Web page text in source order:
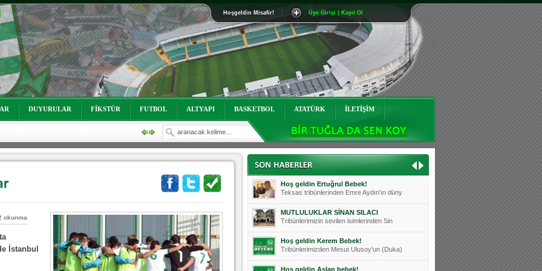
Hoşgeldin Misafir! Üye Girişi | Kayıt Ol
DUYURULAR FİKSTÜR FUTBOL ALTYAPI BASKETBOL ATATÜRK İLETİŞİM
okunma
İstanbul
Mutluluklar Ceyhun Tetik
Teksas tribünlerinin sevilen isimlerinde
Bursasporumuzun önü açılsın is
Teksaslı Bursasporlular Derneği Başkanı
Hoş geldin Alaz Bebek!
Teksas.org sistem yöneticisi, ekibimizin
Hoş geldin Göktuğ Bebek!
Teksas.org ekibimizden ve tribünlerimizi
Hoş geldin Kadir Kağan Bebek!
Teksas tribünlerinden Basri İleri'nin dü
Hoş geldin Ertuğrul Bebek!
Teksas tribünlerinden Emre Aydın'ın düny
MUTLULUKLAR SİNAN SILACI
Tribünlerimizin sevilen isimlerinden Sin
Hoş geldin Kerem Bebek!
Tribünlerimizden Mesut Ulusoy'un (Duka)
Hoş geldin Aslan bebek!